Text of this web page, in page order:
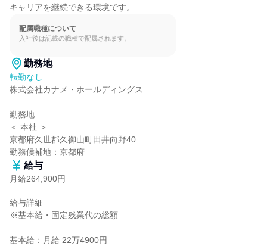
キャリアを継続できる環境です。
配属職種について
入社後は記載の職種で配属されます。
勤務地
転勤なし
株式会社カナメ・ホールディングス
勤務地
＜ 本社 ＞
京都府久世郡久御山町田井向野40
勤務候補地：京都府
給与
月給264,900円
給与詳細
※基本給・固定残業代の総額
基本給：月給 22万4900円